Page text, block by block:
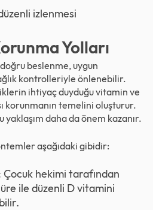
izlenmesi
Yolları
beslenme, uygun
kontrolleriyle önlenebilir.
ihtiyaç duyduğu vitamin ve
korunmanın temelini oluşturur.
yaklaşım daha da önem kazanır.
aşağıdaki gibidir:
hekimi tarafından
ile düzenli D vitamini